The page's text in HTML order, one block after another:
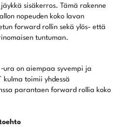
sisäkerros. Tämä rakenne
nopeuden koko lavan
forward rollin sekä ylös- että
tuntuman.
on aiempaa syvempi ja
kulma toimii yhdessä
parantaen forward rollia koko